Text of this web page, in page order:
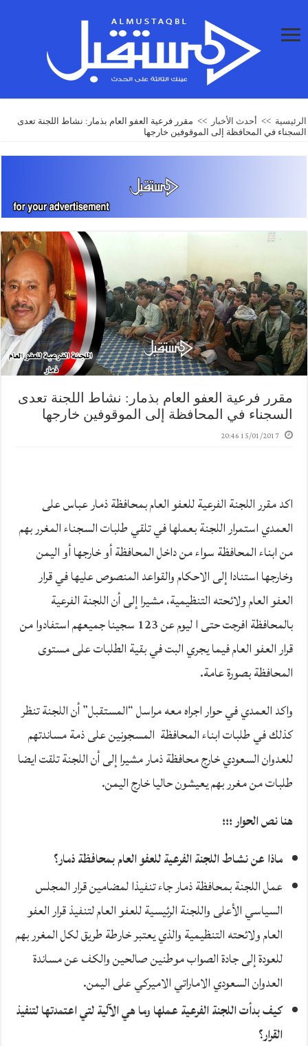
الرئيسية >> أحدث الأخبار >> مقرر فرعية العفو العام بذمار: نشاط اللجنة تعدى
السجناء في المحافظة إلى الموقوفين خارجها
مقرر فرعية العفو العام بذمار: نشاط اللجنة تعدى
السجناء في المحافظة إلى الموقوفين خارجها
15/01/2017 20:46
اكد مقرر اللجنة الفرعية للعفو العام بمحافظة ذمار عباس على
العمدي استمرار اللجنة بعملها في تلقي طلبات السجناء المغرر بهم
من ابناء المحافظة سواء من داخل المحافظة أو خارجها أو اليمن
وخارجها استنادا إلى الاحكام والقواعد المنصوص عليها في قرار
العفو العام ولائحته التنظيمية، مشيرا إلى أن اللجنة الفرعية
بالمحافظة افرجت حتى ا ليوم عن 123 سجينا جميعهم استفادوا من
قرار العفو العام فيما يجري البت في بقية الطلبات على مستوى
المحافظة بصورة عامة.
واكد العمدي في حوار اجراه معه مراسل “المستقبل” أن اللجنة تنظر
كذلك في طلبات ابناء المحافظة المسجونين على ذمة مساندتهم
للعدوان السعودي خارج محافظة ذمار مشيرا إلى أن اللجنة تلقت ايضا
طلبات من مغرر بهم يعيشون حاليا خارج اليمن.
هنا نص الحوار ؛؛؛
ماذا عن نشاط اللجنة الفرعية للعفو العام بمحافظة ذمار؟
عمل اللجنة بمحافظة ذمار جاء تنفيذا لمضامين قرار المجلس
السياسي الأعلى واللجنة الرئيسية للعفو العام لتنفيذ قرار العفو
العام ولائحته التنظيمية والذي يعتبر خارطة طريق لكل المغرر بهم
للعودة إلى جادة الصواب موطنين صالحين والكف عن مساندة
العدوان السعودي الاماراتي الاميركي على اليمن.
كيف بدأت اللجنة الفرعية عملها وما هي الآلية لتي اعتمدتها لتنفيذ
القرار؟